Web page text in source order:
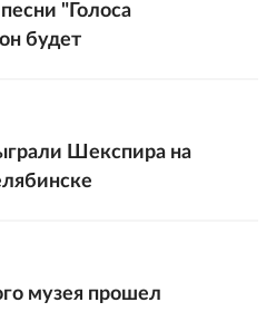
"Голоса
будет
Шекспира на
музея прошел